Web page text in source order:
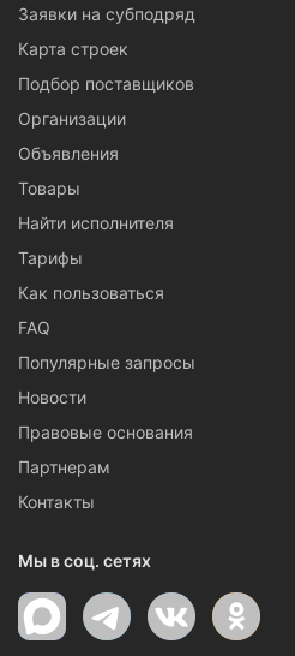
Заявки на субподряд
Карта строек
Подбор поставщиков
Организации
Объявления
Товары
Найти исполнителя
Тарифы
Как пользоваться
FAQ
Популярные запросы
Новости
Правовые основания
Партнерам
Контакты
Мы в соц. сетях